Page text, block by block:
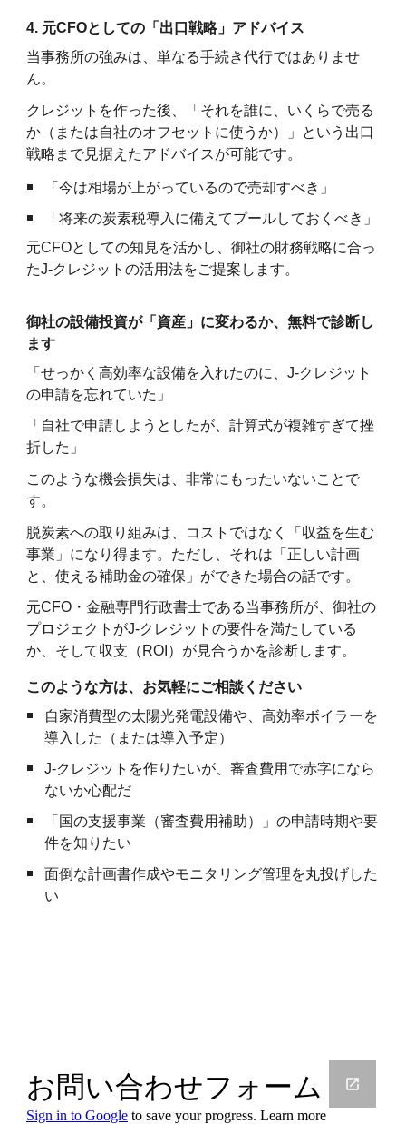
4. 元CFOとしての「出口戦略」アドバイス
当事務所の強みは、単なる手続き代行ではありませ
ん。
クレジットを作った後、「それを誰に、いくらで売る
か（または自社のオフセットに使うか）」という出口
戦略まで見据えたアドバイスが可能です。
「今は相場が上がっているので売却すべき」
「将来の炭素税導入に備えてプールしておくべき」
元CFOとしての知見を活かし、御社の財務戦略に合っ
たJ-クレジットの活用法をご提案します。
御社の設備投資が「資産」に変わるか、無料で診断し
ます
「せっかく高効率な設備を入れたのに、J-クレジット
の申請を忘れていた」
「自社で申請しようとしたが、計算式が複雑すぎて挫
折した」
このような機会損失は、非常にもったいないことで
す。
脱炭素への取り組みは、コストではなく「収益を生む
事業」になり得ます。ただし、それは「正しい計画
と、使える補助金の確保」ができた場合の話です。
元CFO・金融専門行政書士である当事務所が、御社の
プロジェクトがJ-クレジットの要件を満たしている
か、そして収支（ROI）が見合うかを診断します。
このような方は、お気軽にご相談ください
自家消費型の太陽光発電設備や、高効率ボイラーを
導入した（または導入予定）
J-クレジットを作りたいが、審査費用で赤字になら
ないか心配だ
「国の支援事業（審査費用補助）」の申請時期や要
件を知りたい
面倒な計画書作成やモニタリング管理を丸投げした
い